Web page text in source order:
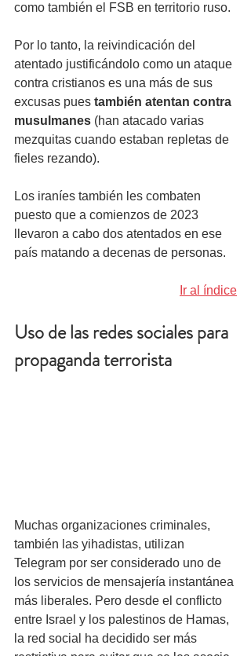
como también el FSB en territorio ruso.
Por lo tanto, la reivindicación del
atentado justificándolo como un ataque
contra cristianos es una más de sus
excusas pues también atentan contra
musulmanes (han atacado varias
mezquitas cuando estaban repletas de
fieles rezando).
Los iraníes también les combaten
puesto que a comienzos de 2023
llevaron a cabo dos atentados en ese
país matando a decenas de personas.
Ir al índice
Uso de las redes sociales para
propaganda terrorista
Muchas organizaciones criminales,
también las yihadistas, utilizan
Telegram por ser considerado uno de
los servicios de mensajería instantánea
más liberales. Pero desde el conflicto
entre Israel y los palestinos de Hamas,
la red social ha decidido ser más